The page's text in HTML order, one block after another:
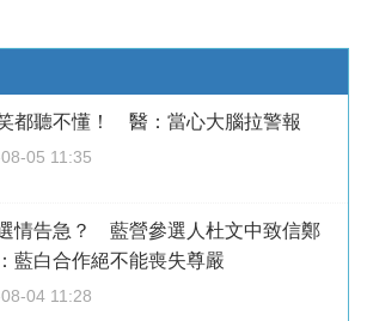
都聽不懂！ 醫：當心大腦拉警報
05 11:35
情告急？ 藍營參選人杜文中致信鄭
藍白合作絕不能喪失尊嚴
04 11:28